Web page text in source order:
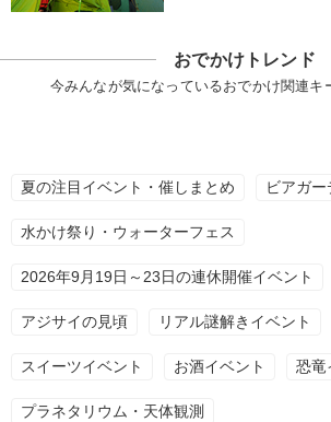
おでかけトレンド
今みんなが気になっているおでかけ関連キ
夏の注目イベント・催しまとめ ビアガ
水かけ祭り・ウォーターフェス
2026年9月19日～23日の連休開催イベント
アジサイの見頃 リアル謎解きイベント
スイーツイベント お酒イベント 恐竜
プラネタリウム・天体観測